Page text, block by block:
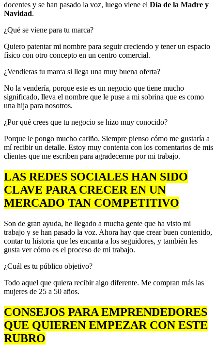
docentes y se han pasado la voz, luego viene el Día de la Madre y
Navidad.
¿Qué se viene para tu marca?
Quiero patentar mi nombre para seguir creciendo y tener un espacio
físico con otro concepto en un centro comercial.
¿Vendieras tu marca si llega una muy buena oferta?
No la vendería, porque este es un negocio que tiene mucho
significado, lleva el nombre que le puse a mi sobrina que es como
una hija para nosotros.
¿Por qué crees que tu negocio se hizo muy conocido?
Porque le pongo mucho cariño. Siempre pienso cómo me gustaría a
mí recibir un detalle. Estoy muy contenta con los comentarios de mis
clientes que me escriben para agradecerme por mi trabajo.
LAS REDES SOCIALES HAN SIDO
CLAVE PARA CRECER EN UN
MERCADO TAN COMPETITIVO
Son de gran ayuda, he llegado a mucha gente que ha visto mi
trabajo y se han pasado la voz. Ahora hay que crear buen contenido,
contar tu historia que les encanta a los seguidores, y también les
gusta ver cómo es el proceso de mi trabajo.
¿Cuál es tu público objetivo?
Todo aquel que quiera recibir algo diferente. Me compran más las
mujeres de 25 a 50 años.
CONSEJOS PARA EMPRENDEDORES
QUE QUIEREN EMPEZAR CON ESTE
RUBRO